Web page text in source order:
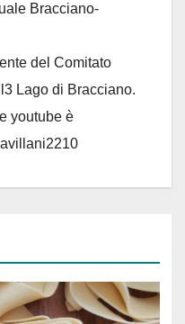
Bracciano-
del Comitato
Lago di Bracciano.
youtube è